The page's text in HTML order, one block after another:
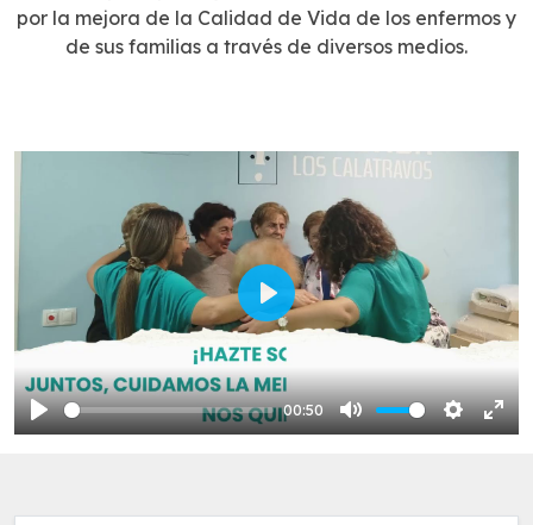
por la mejora de la Calidad de Vida de los enfermos y
de sus familias a través de diversos medios.
Play
00:50
Mute Settings
Play